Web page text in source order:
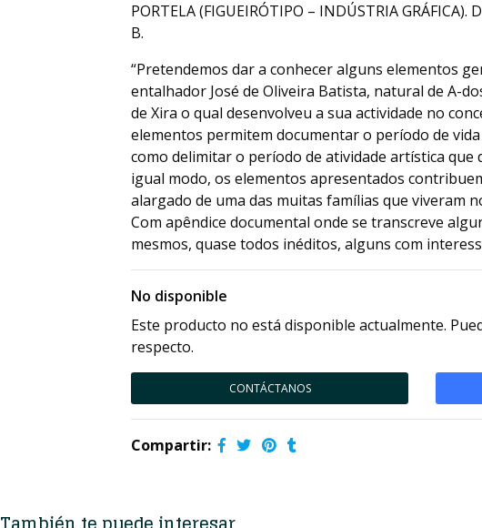
PORTELA (FIGUEIRÓTIPO – INDÚSTRIA GRÁFICA).
B.
“Pretendemos dar a conhecer alguns elementos
entalhador José de Oliveira Batista, natural de A-
de Xira o qual desenvolveu a sua actividade no
elementos permitem documentar o período de
como delimitar o período de atividade artística que
igual modo, os elementos apresentados
alargado de uma das muitas famílias que viveram
Com apêndice documental onde se transcreve
mesmos, quase todos inéditos, alguns com
No disponible
Este producto no está disponible actualmente.
respecto.
CONTÁCTANOS
Compartir: